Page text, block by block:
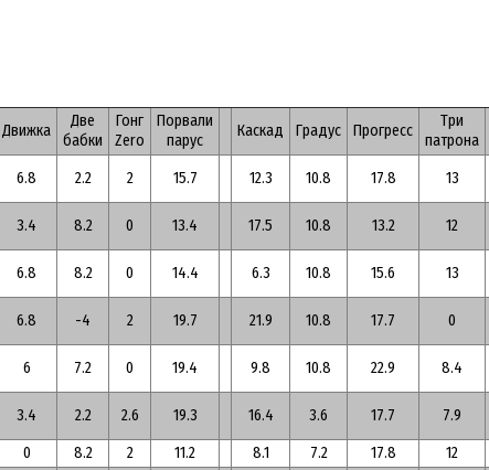
Движка
Две
бабки
Гонг
Zero
Порвали
парус
Каскад Градус Прогресс
Три
патрона
6.8 2.2 2 15.7 12.3 10.8 17.8 13
3.4 8.2 0 13.4 17.5 10.8 13.2 12
6.8 8.2 0 14.4 6.3 10.8 15.6 13
6.8 -4 2 19.7 21.9 10.8 17.7 0
6 7.2 0 19.4 9.8 10.8 22.9 8.4
3.4 2.2 2.6 19.3 16.4 3.6 17.7
7.9
0 8.2 2 11.2 8.1 7.2 17.8
12